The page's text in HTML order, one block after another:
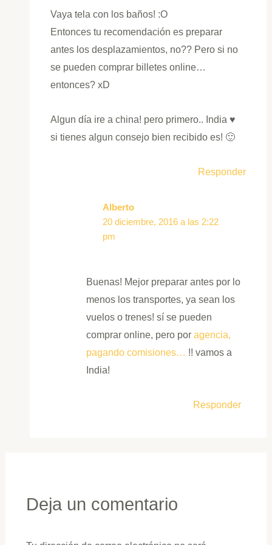
Vaya tela con los baños! :O
Entonces tu recomendación es preparar
antes los desplazamientos, no?? Pero si no
se pueden comprar billetes online…
entonces? xD
Algun día ire a china! pero primero.. India ♥
si tienes algun consejo bien recibido es! 🙂
Responder
Alberto
20 diciembre, 2016 a las 2:22
pm
Buenas! Mejor preparar antes por lo
menos los transportes, ya sean los
vuelos o trenes! sí se pueden
comprar online, pero por agencia,
pagando comisiones… !! vamos a
India!
Responder
Deja un comentario